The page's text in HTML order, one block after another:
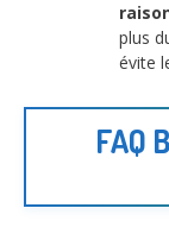
plus
évite
FAQ